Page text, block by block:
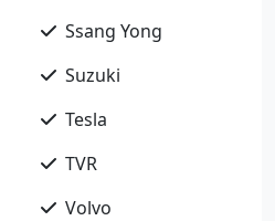
Ssang Yong
Suzuki
Tesla
TVR
Volvo